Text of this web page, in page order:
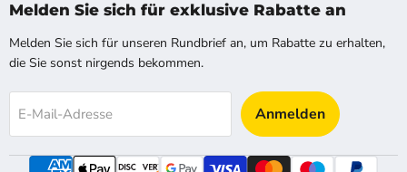
E-
FacebookInstagramPinterest
X
Melden Sie sich für exklusive Rabatte an
Melden Sie sich für unseren Rundbrief an, um Rabatte zu erhalten,
die Sie sonst nirgends bekommen.
E-Mail-Adresse Anmelden